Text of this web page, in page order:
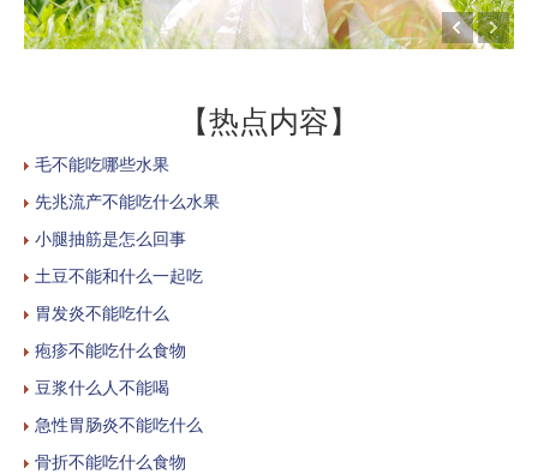
【热点内容】
毛不能吃哪些水果
先兆流产不能吃什么水果
小腿抽筋是怎么回事
土豆不能和什么一起吃
胃发炎不能吃什么
疱疹不能吃什么食物
豆浆什么人不能喝
急性胃肠炎不能吃什么
骨折不能吃什么食物